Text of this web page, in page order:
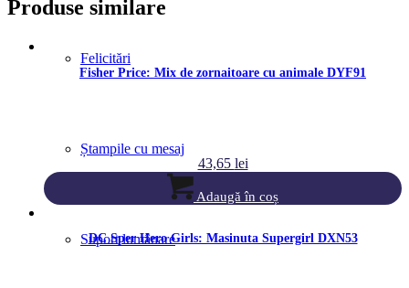
Felicitări
Ștampile cu mesaj
Suport lumânare
Produse similare
Fisher Price: Mix de zornaitoare cu animale DYF91
43,65 lei
Adaugă în coș
DC Sper Hero Girls: Masinuta Supergirl DXN53